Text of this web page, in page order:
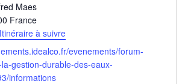
Maes
France
à suivre
evenements/forum-
gestion-durable-des-eaux-
informations